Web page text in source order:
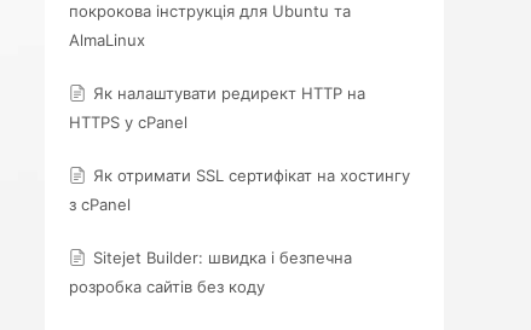
покрокова інструкція для Ubuntu та
AlmaLinux
Як налаштувати редирект HTTP на
HTTPS у cPanel
Як отримати SSL сертифікат на хостингу
з cPanel
Sitejet Builder: швидка і безпечна
розробка сайтів без коду